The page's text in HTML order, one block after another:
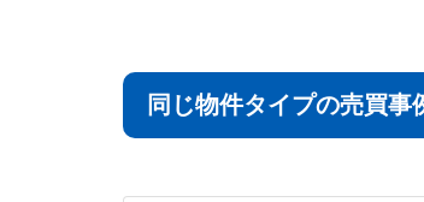
同じ物件タイプの売買事